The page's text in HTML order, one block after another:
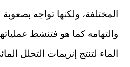
المختلفة، ولكنها تواجه
والتهامه كما هو فتنشط
الماء لتنتج إنزيمات التحلل